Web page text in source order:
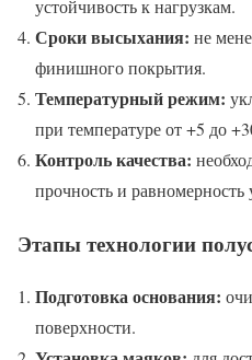
устойчивость к нагрузкам.
Сроки высыхания: не
финишного покрытия.
Температурный режим:
при температуре от +5 до
Контроль качества:
прочность и равномерность
Этапы технологии
Подготовка основания:
поверхности.